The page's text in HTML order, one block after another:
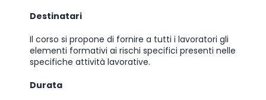
Destinatari
Il corso si propone di fornire a tutti i lavoratori gli
elementi formativi ai rischi specifici presenti nelle
specifiche attività lavorative.
Durata